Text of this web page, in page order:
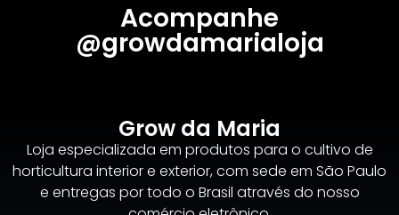
Acompanhe
@growdamarialoja
Grow da Maria
Loja especializada em produtos para o cultivo de
horticultura interior e exterior, com sede em São Paulo
e entregas por todo o Brasil através do nosso